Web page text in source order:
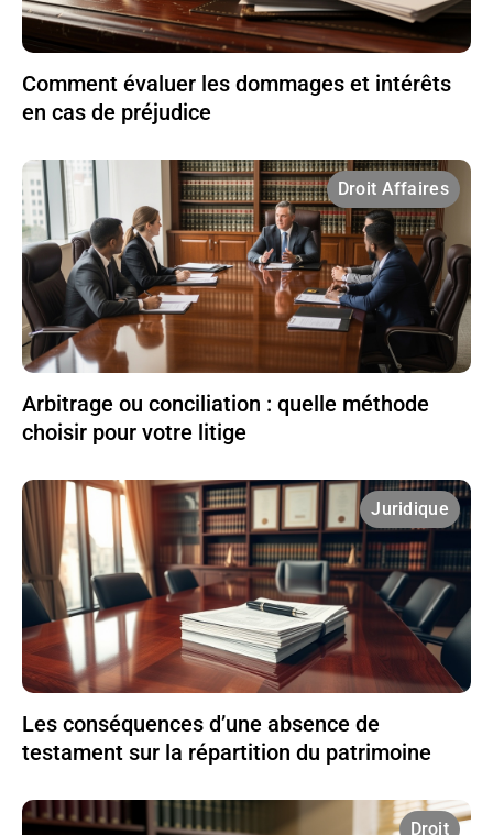
Comment évaluer les dommages et intérêts
en cas de préjudice
Droit Affaires
Arbitrage ou conciliation : quelle méthode
choisir pour votre litige
Juridique
Les conséquences d’une absence de
testament sur la répartition du patrimoine
Droit